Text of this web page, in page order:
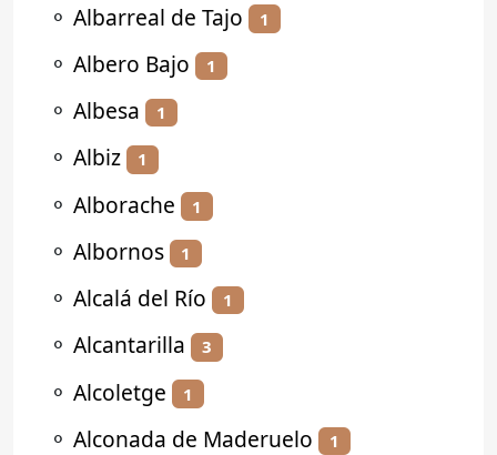
⚬ Albarreal de Tajo 1
⚬ Albero Bajo 1
⚬ Albesa 1
⚬ Albiz 1
⚬ Alborache 1
⚬ Albornos 1
⚬ Alcalá del Río 1
⚬ Alcantarilla 3
⚬ Alcoletge 1
⚬ Alconada de Maderuelo 1